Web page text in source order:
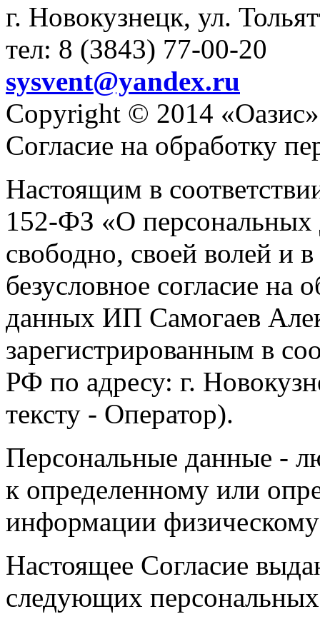
г. Новокузнецк, ул.
тел: 8 (3843) 77-00-20
sysvent@yandex.ru
Copyright © 2014 «Оазис»
Согласие на обработку
Настоящим в
152-ФЗ «О персональных
свободно, своей волей и
безусловное согласие на
данных ИП Самогаев
зарегистрированным в
РФ по адресу: г.
тексту - Оператор).
Персональные данные -
к определенному или
информации
Настоящее Согласие
следующих